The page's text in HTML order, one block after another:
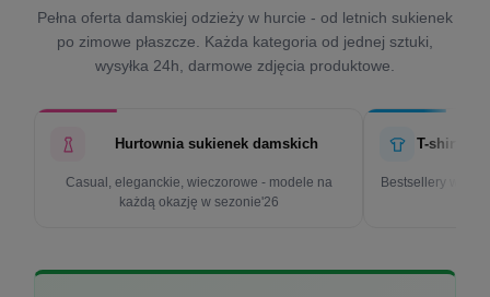
Pełna oferta damskiej odzieży w hurcie - od letnich sukienek
po zimowe płaszcze. Każda kategoria od jednej sztuki,
wysyłka 24h, darmowe zdjęcia produktowe.
Hurtownia sukienek damskich
Casual, eleganckie, wieczorowe - modele na
każdą okazję w sezonie'26
T-shirty
Bestsellery w